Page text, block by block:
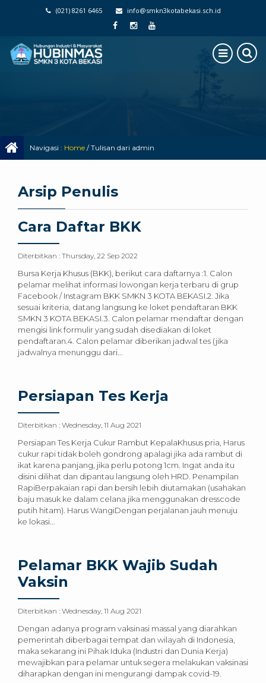
(021) 8261 6465 info@smkn3kotabekasi.sch.id
Navigasi : Home /Tulisan dari admin
Arsip Penulis
Cara Daftar BKK
Diterbitkan : Thursday, 22 Sep 2022
Bursa Kerja Khusus (BKK), berikut cara daftarnya :1. Calon
pelamar melihat informasi lowongan kerja terbaru di grup
Facebook / Instagram BKK SMKN 3 KOTA BEKASI.2. Jika
sesuai kriteria, datang langsung ke loket pendaftaran BKK
SMKN 3 KOTA BEKASI.3. Calon pelamar mendaftar dengan
mengisi link formulir yang sudah disediakan di loket
pendaftaran.4. Calon pelamar diberikan jadwal tes (jika
jadwalnya menunggu dari...
Persiapan Tes Kerja
Diterbitkan : Wednesday, 11 Aug 2021
Persiapan Tes Kerja Cukur Rambut KepalaKhusus pria, Harus
cukur rapi tidak boleh gondrong apalagi jika ada rambut di
ikat karena panjang, jika perlu potong 1cm. Ingat anda itu
disini dilihat dan dipantau langsung oleh HRD. Penampilan
RapiBerpakaian rapi dan bersih lebih diutamakan (usahakan
baju masuk ke dalam celana jika menggunakan dresscode
putih hitam). Harus WangiDengan perjalanan jauh menuju
ke lokasi...
Pelamar BKK Wajib Sudah
Vaksin
Diterbitkan : Wednesday, 11 Aug 2021
Dengan adanya program vaksinasi massal yang diarahkan
pemerintah diberbagai tempat dan wilayah di Indonesia,
maka sekarang ini Pihak Iduka (Industri dan Dunia Kerja)
mewajibkan para pelamar untuk segera melakukan vaksinasi
diharapkan dengan ini mengurangi dampak covid-19.